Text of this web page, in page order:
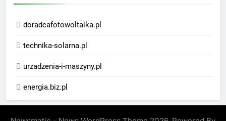
doradcafotowoltaika.pl
technika-solarna.pl
urzadzenia-i-maszyny.pl
energia.biz.pl